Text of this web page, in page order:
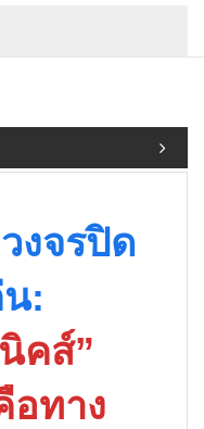
งจรปิด
:
คส์”
อทาง